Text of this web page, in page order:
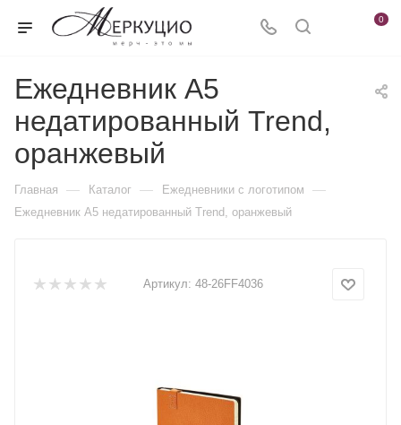
0
Ежедневник А5
недатированный Trend,
оранжевый
Главная — Каталог — Ежедневники c логотипом —
Ежедневник А5 недатированный Trend, оранжевый
Артикул: 48-26FF4036